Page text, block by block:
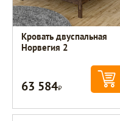
Кровать двуспальная
Норвегия 2
63 584Р